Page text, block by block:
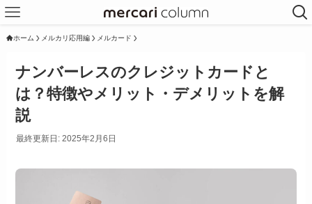
ホーム メルカリ応用編 メルカード
ナンバーレスのクレジットカードと
は？特徴やメリット・デメリットを解
説
最終更新日: 2025年2月6日